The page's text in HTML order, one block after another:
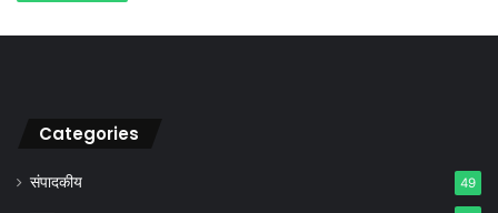
Categories
संपादकीय 49